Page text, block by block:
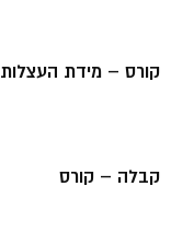
קורס – מידת העצלות
קבלה – קורס